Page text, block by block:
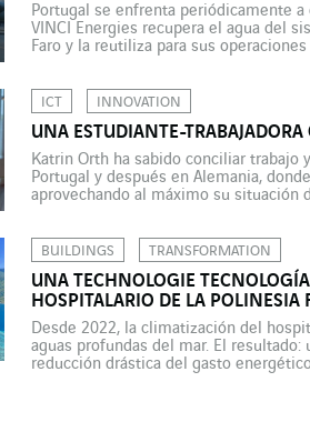
Portugal se enfrenta periódicamente
VINCI Energies recupera el agua del
Faro y la reutiliza para sus
ICT INNOVATION
UNA ESTUDIANTE-
Katrin Orth ha sabido conciliar trabajo
Portugal y después en Alemania,
aprovechando al máximo su situación
BUILDINGS TRANSFORMATION
UNA TECHNOLOGIE
HOSPITALARIO DE LA POLINESIA
Desde 2022, la climatización del
aguas profundas del mar. El
reducción drástica del gasto